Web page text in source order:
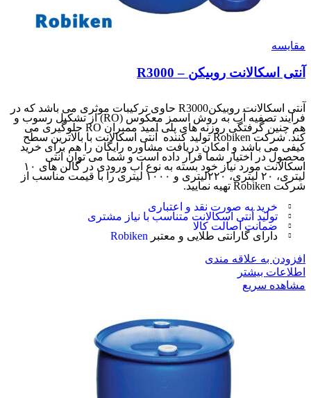
مقایسه
آنتی اسکالانت روبیکن – R3000
آنتی اسکالانت روبیکنR3000 حاوی ترکیبات موثری می باشد که در
فرایند تصفیه آب به روش اسمز معکوس (RO) از تشکیل رسوب و
هم چنین گرفتگی روزنه های پلی آمید ممبران RO جلوگیری می
کند. شرکت Robiken تولید کننده آنتی اسکالانت با بالاترین سطح
کیفی می باشد و امکان دریافت مشاوره رایگان را هم برای خرید
محصول در اختیار شما قرار داده است و شما می توان آنتی
اسکالانت مورد نیاز خود بسته به نوع آب ورودی در گالن های ۱۰
لیتری، ۲۰ لیتری، ۲۲۰لیتری و ۱۰۰۰ لیتری را با قیمت مناسب از
شرکت Robiken تهیه نمایید.
خرید به صورت نقد و اعتباری
تولید آنتی اسکالانت متناسب با نیاز مشتری
ضمانت اصالت کالا
دارای گارانتی طلایی و معتبر Robiken
افزودن به علاقه مندی
اطلاعات بیشتر
مشاهده سریع